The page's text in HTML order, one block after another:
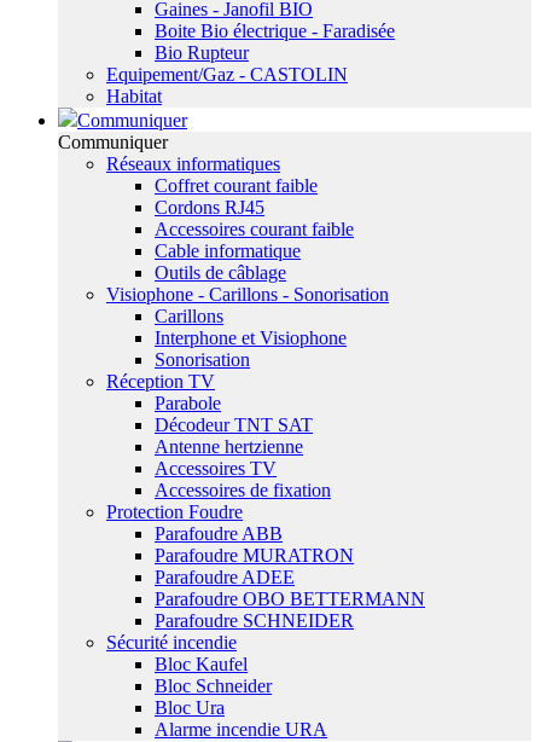
Gaines - Janofil BIO
Boite Bio électrique - Faradisée
Bio Rupteur
Equipement/Gaz - CASTOLIN
Habitat
Communiquer
Communiquer
Réseaux informatiques
Coffret courant faible
Cordons RJ45
Accessoires courant faible
Cable informatique
Outils de câblage
Visiophone - Carillons - Sonorisation
Carillons
Interphone et Visiophone
Sonorisation
Réception TV
Parabole
Décodeur TNT SAT
Antenne hertzienne
Accessoires TV
Accessoires de fixation
Protection Foudre
Parafoudre ABB
Parafoudre MURATRON
Parafoudre ADEE
Parafoudre OBO BETTERMANN
Parafoudre SCHNEIDER
Sécurité incendie
Bloc Kaufel
Bloc Schneider
Bloc Ura
Alarme incendie URA